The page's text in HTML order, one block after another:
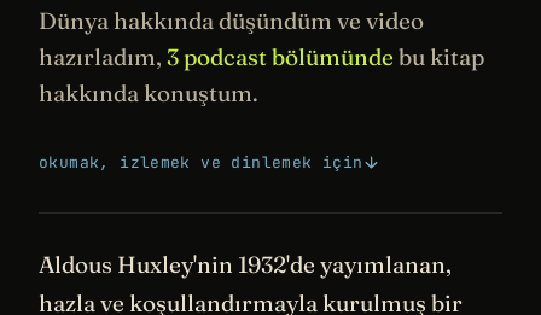
Dünya hakkında düşündüm ve video
hazırladım, 3 podcast bölümünde bu kitap
hakkında konuştum.
okumak, izlemek ve dinlemek için
Aldous Huxley'nin 1932'de yayımlanan,
hazla ve koşullandırmayla kurulmuş bir